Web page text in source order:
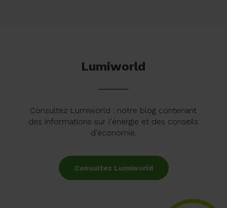
Lumiworld
Consultez Lumiworld : notre blog contenant
des informations sur l'énergie et des conseils
d'économie.
Consultez Lumiworld